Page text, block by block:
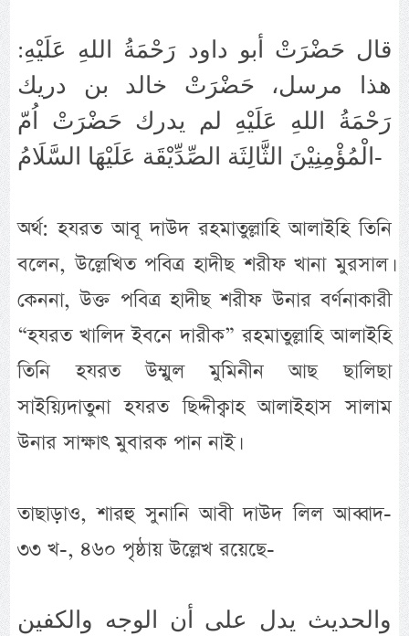
قال حَضْرَتْ أبو داود رَحْمَةُ اللهِ عَلَيْهِ:
هذا مرسل، حَضْرَتْ خالد بن دريك
رَحْمَةُ اللهِ عَلَيْهِ لم يدرك حَضْرَتْ اُمّ
الْمُؤْمِنِيْنَ الثَّالِثَة الصِّدِّيْقَة عَلَيْهَا السَّلَامُ-
অর্থ: হযরত আবূ দাউদ রহমাতুল্লাহি আলাইহি তিনি
বলেন, উল্লেখিত পবিত্র হাদীছ শরীফ খানা মুরসাল।
কেননা, উক্ত পবিত্র হাদীছ শরীফ উনার বর্ণনাকারী
“হযরত খালিদ ইবনে দারীক” রহমাতুল্লাহি আলাইহি
তিনি হযরত উম্মুল মুমিনীন আছ ছালিছা
সাইয়্যিদাতুনা হযরত ছিদ্দীক্বাহ আলাইহাস সালাম
উনার সাক্ষাৎ মুবারক পান নাই।
তাছাড়াও, শারহু সুনানি আবী দাউদ লিল আব্বাদ-
৩৩ খ-, ৪৬০ পৃষ্ঠায় উল্লেখ রয়েছে-
والحديث يدل على أن الوجه والكفين